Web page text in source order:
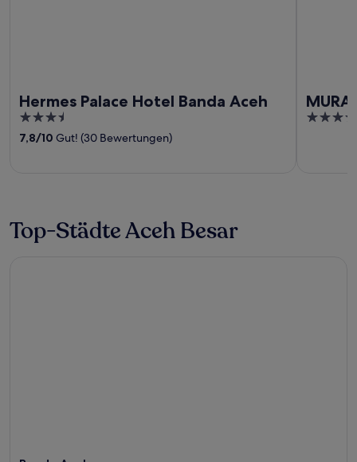
Hermes Palace Hotel Banda Aceh
3.5
out
7,8/10 Gut! (30 Bewertungen)
4
Top-Städte Aceh Besar